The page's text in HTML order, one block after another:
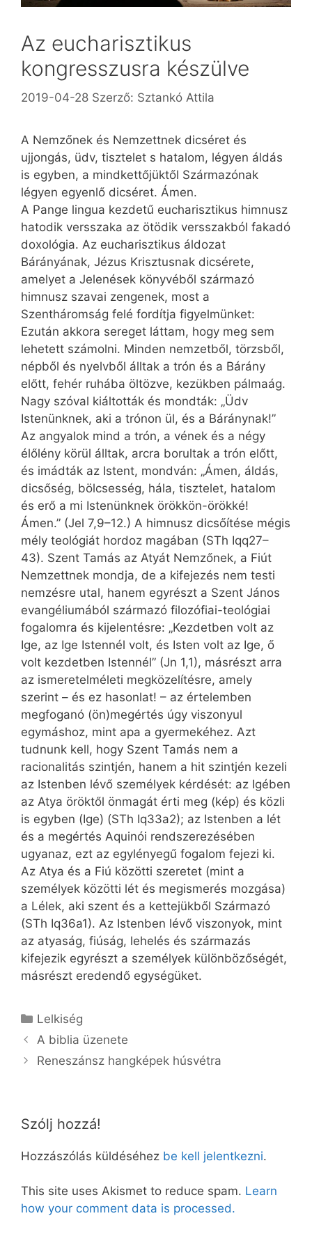
Az eucharisztikus
kongresszusra készülve
2019-04-28 Szerző: Sztankó Attila
A Nemzőnek és Nemzettnek dicséret és
ujjongás, üdv, tisztelet s hatalom, légyen áldás
is egyben, a mindkettőjüktől Származónak
légyen egyenlő dicséret. Ámen.
A Pange lingua kezdetű eucharisztikus himnusz
hatodik versszaka az ötödik versszakból fakadó
doxológia. Az eucharisztikus áldozat
Bárányának, Jézus Krisztusnak dicsérete,
amelyet a Jelenések könyvéből származó
himnusz szavai zengenek, most a
Szentháromság felé fordítja figyelmünket:
Ezután akkora sereget láttam, hogy meg sem
lehetett számolni. Minden nemzetből, törzsből,
népből és nyelvből álltak a trón és a Bárány
előtt, fehér ruhába öltözve, kezükben pálmaág.
Nagy szóval kiáltották és mondták: „Üdv
Istenünknek, aki a trónon ül, és a Báránynak!”
Az angyalok mind a trón, a vének és a négy
élőlény körül álltak, arcra borultak a trón előtt,
és imádták az Istent, mondván: „Ámen, áldás,
dicsőség, bölcsesség, hála, tisztelet, hatalom
és erő a mi Istenünknek örökkön-örökké!
Ámen.” (Jel 7,9–12.) A himnusz dicsőítése mégis
mély teológiát hordoz magában (STh Iqq27–
43). Szent Tamás az Atyát Nemzőnek, a Fiút
Nemzettnek mondja, de a kifejezés nem testi
nemzésre utal, hanem egyrészt a Szent János
evangéliumából származó filozófiai-teológiai
fogalomra és kijelentésre: „Kezdetben volt az
Ige, az Ige Istennél volt, és Isten volt az Ige, ő
volt kezdetben Istennél” (Jn 1,1), másrészt arra
az ismeretelméleti megközelítésre, amely
szerint – és ez hasonlat! – az értelemben
megfoganó (ön)megértés úgy viszonyul
egymáshoz, mint apa a gyermekéhez. Azt
tudnunk kell, hogy Szent Tamás nem a
racionalitás szintjén, hanem a hit szintjén kezeli
az Istenben lévő személyek kérdését: az Igében
az Atya öröktől önmagát érti meg (kép) és közli
is egyben (Ige) (STh Iq33a2); az Istenben a lét
és a megértés Aquinói rendszerezésében
ugyanaz, ezt az egylényegű fogalom fejezi ki.
Az Atya és a Fiú közötti szeretet (mint a
személyek közötti lét és megismerés mozgása)
a Lélek, aki szent és a kettejükből Származó
(STh Iq36a1). Az Istenben lévő viszonyok, mint
az atyaság, fiúság, lehelés és származás
kifejezik egyrészt a személyek különbözőségét,
másrészt eredendő egységüket.
Kategória
Lelkiség
A biblia üzenete
Reneszánsz hangképek húsvétra
Szólj hozzá!
Hozzászólás küldéséhez be kell jelentkezni.
This site uses Akismet to reduce spam. Learn
how your comment data is processed.